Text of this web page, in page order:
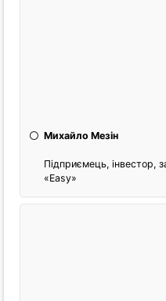
Михайло Мезін
Підприємець, інвестор,
«Easy»